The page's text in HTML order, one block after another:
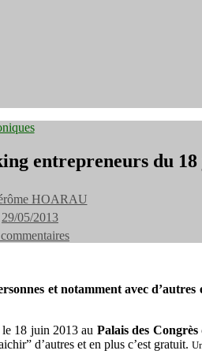
Catégories
entrepreneurs du
HOARAU
29/05/2013
Participerez-
la
entrepreneurs
du
et notamment avec
18 juin 2013 au Palais des Congrès
d’autres et en plus c’est gratuit.